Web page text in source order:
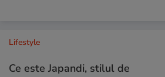
Lifestyle
Ce este Japandi, stilul de